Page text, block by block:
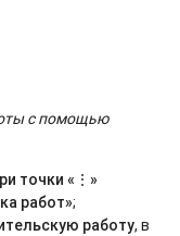
с помощью
точки «⋮»
работ»;
работу, в